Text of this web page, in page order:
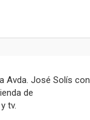
Avda. José Solís con
de
tv.